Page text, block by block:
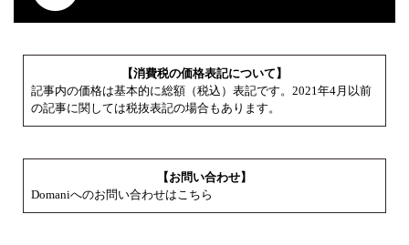
【消費税の価格表記について】
記事内の価格は基本的に総額（税込）表記です。2021年4月以前
の記事に関しては税抜表記の場合もあります。
【お問い合わせ】
Domaniへのお問い合わせはこちら